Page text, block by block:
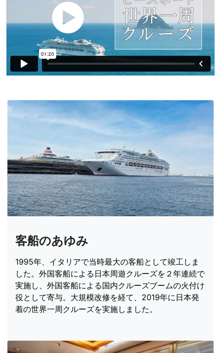
客船のあゆみ
1995年、イタリアで当時最大の客船として竣工しま
した。外国客船による日本周遊クルーズを２年連続で
実施し、外国客船による国内クルーズブームの火付け
役として寄与。大規模改修を経て、2019年に日本発
着の世界一周クルーズを実施しました。